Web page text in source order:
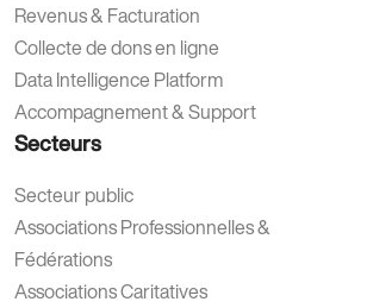
Revenus & Facturation
Collecte de dons en ligne
Data Intelligence Platform
Accompagnement & Support
Secteurs
Secteur public
Associations Professionnelles &
Fédérations
Associations Caritatives